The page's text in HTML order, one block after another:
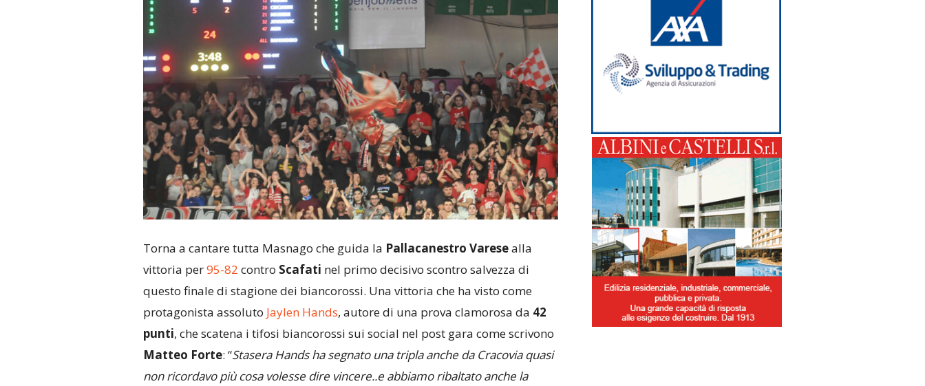
Torna a cantare tutta Masnago che guida la Pallacanestro Varesealla
vittoria per95-82 contro Scafati nel primo decisivo scontro salvezza di
questo finale di stagione dei biancorossi. Una vittoria che ha visto come
protagonista assoluto Jaylen Hands, autore di una prova clamorosa da 42
punti, che scatena i tifosi biancorossi sui social nel post gara come scrivono
Matteo Forte: “Stasera Hands ha segnato una tripla anche da Cracovia quasi
non ricordavo più cosa volesse dire vincere..e abbiamo ribaltato anche la